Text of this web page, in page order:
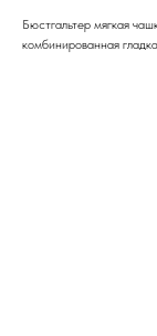
Бюстгальтер мягкая
комбинированная